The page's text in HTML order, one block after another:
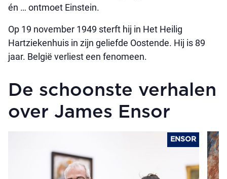
én … ontmoet Einstein.
Op 19 november 1949 sterft hij in Het Heilig
Hartziekenhuis in zijn geliefde Oostende. Hij is 89
jaar. België verliest een fenomeen.
De schoonste verhalen
over James Ensor
ENSOR